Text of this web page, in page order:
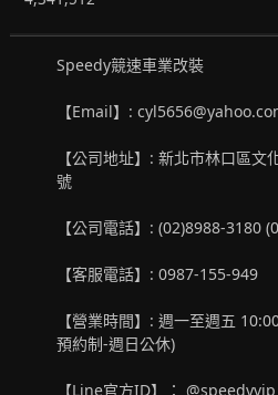
Speedy競速車業改裝
【Email】:
【公司地址】: 新北市林口區
號
【公司電話】: (02)8988-3180
【客服電話】: 0987-155-949
【營業時間】: 週一至週五
預約制-週日公休)
【Line官方ID】：